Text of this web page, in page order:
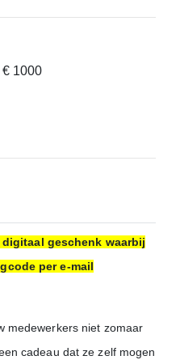
1000
geschenk waarbij
per e-mail
medewerkers niet zomaar
cadeau dat ze zelf mogen